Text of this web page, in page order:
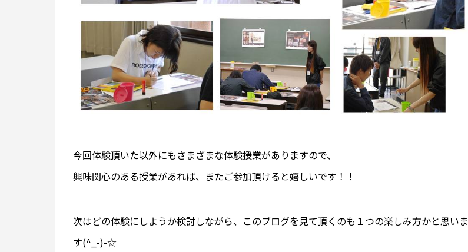
今回体験頂いた以外にもさまざまな体験授業がありますので、
興味関心のある授業があれば、またご参加頂けると嬉しいです！！
次はどの体験にしようか検討しながら、このブログを見て頂くのも１つの楽しみ方かと思いま
す(^_-)-☆